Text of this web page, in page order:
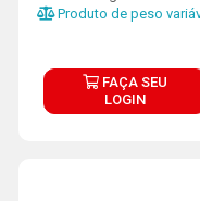
Produto de peso
FAÇA SEU
LOGIN